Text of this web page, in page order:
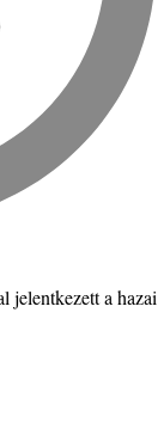
jelentkezett a hazai